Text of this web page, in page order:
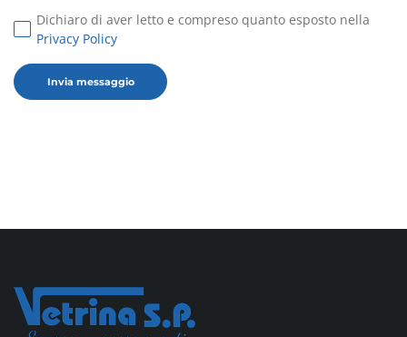
Dichiaro di aver letto e compreso quanto esposto nella
Privacy Policy